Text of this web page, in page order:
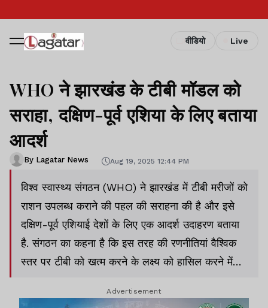
वीडियो Live
WHO ने झारखंड के टीबी मॉडल को
सराहा, दक्षिण-पूर्व एशिया के लिए बताया
आदर्श
By Lagatar News Aug 19, 2025 12:44 PM
विश्व स्वास्थ्य संगठन (WHO) ने झारखंड में टीबी मरीजों को
राशन उपलब्ध कराने की पहल की सराहना की है और इसे
दक्षिण-पूर्व एशियाई देशों के लिए एक आदर्श उदाहरण बताया
है. संगठन का कहना है कि इस तरह की रणनीतियां वैश्विक
स्तर पर टीबी को खत्म करने के लक्ष्य को हासिल करने में
Advertisement